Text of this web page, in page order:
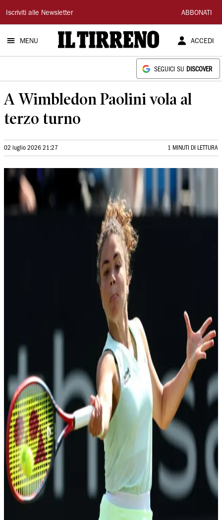
Il
Tirreno
Iscriviti alle Newsletter ABBONATI
MENU ACCEDI
SEGUICI SU DISCOVER
A Wimbledon Paolini vola al
terzo turno
02 luglio 2026 21:27 1 MINUTI DI LETTURA